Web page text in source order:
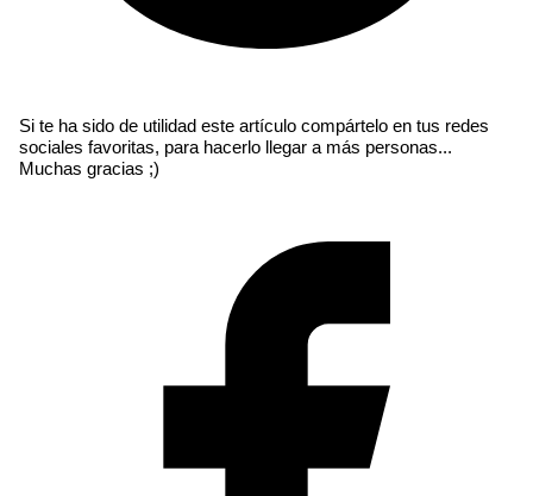
Si te ha sido de utilidad este artículo compártelo en tus redes
sociales favoritas, para hacerlo llegar a más personas...
Muchas gracias ;)